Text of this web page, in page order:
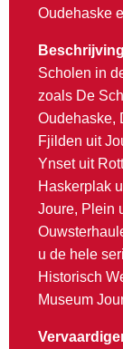
Oudehaske
Beschrijving
Scholen in
zoals De
Oudehaske,
Fjilden uit
Ynset uit
Haskerplak
Joure, Plein
u de hele
Historisch
Museum